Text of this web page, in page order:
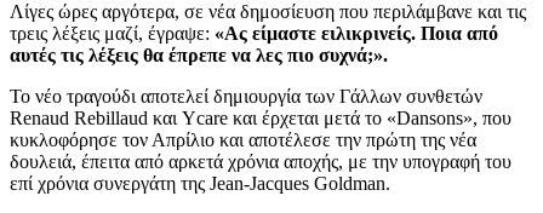
Λίγες ώρες αργότερα, σε νέα δημοσίευση που περιλάμβανε και τις
τρεις λέξεις μαζί, έγραψε: «Ας είμαστε ειλικρινείς. Ποια από
αυτές τις λέξεις θα έπρεπε να λες πιο συχνά;».
Το νέο τραγούδι αποτελεί δημιουργία των Γάλλων συνθετών
Renaud Rebillaud και Ycare και έρχεται μετά το «Dansons», που
κυκλοφόρησε τον Απρίλιο και αποτέλεσε την πρώτη της νέα
δουλειά, έπειτα από αρκετά χρόνια αποχής, με την υπογραφή του
επί χρόνια συνεργάτη της Jean-Jacques Goldman.